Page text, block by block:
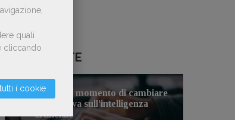
quali
cliccando
i cookie
LE PIÙ LETTE
1
Forse è il momento di cambiare
prospettiva sull’intelligenza
artificiale